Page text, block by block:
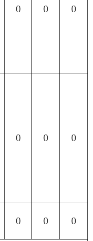
0 0 0
0 0 0
0 0 0